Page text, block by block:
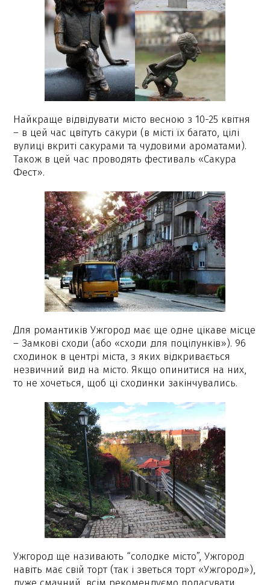
Найкраще відвідувати місто весною з 10-25 квітня
– в цей час цвітуть сакури (в місті їх багато, цілі
вулиці вкриті сакурами та чудовими ароматами).
Також в цей час проводять фестиваль «Сакура
Фест».
Для романтиків Ужгород має ще одне цікаве місце
– Замкові сходи (або «сходи для поцілунків»). 96
сходинок в центрі міста, з яких відкривається
незвичний вид на місто. Якщо опинитися на них,
то не хочеться, щоб ці сходинки закінчувались.
Ужгород ще називають “солодке місто”, Ужгород
навіть має свій торт (так і зветься торт «Ужгород»),